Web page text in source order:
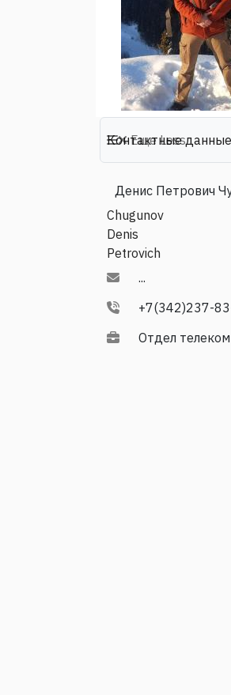
Контактные данные
Еще Less
Денис Петрович
Chugunov
Denis
Petrovich
...
+7(342)237-
Отдел